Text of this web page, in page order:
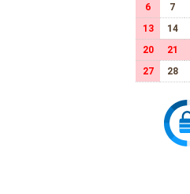
6
7
13
14
20
21
27
28